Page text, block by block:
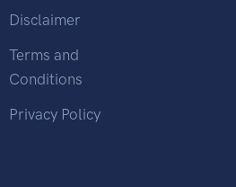
Disclaimer
Terms and
Conditions
Privacy Policy